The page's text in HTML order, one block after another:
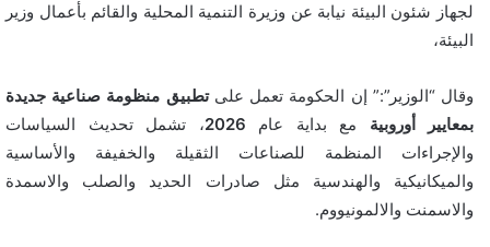
لجهاز شئون البيئة نيابة عن وزيرة التنمية المحلية والقائم بأعمال وزير
البيئة،
وقال “الوزير”:” إن الحكومة تعمل علىتطبيق منظومة صناعية جديدة
بمعايير أوروبية مع بداية عام 2026، تشمل تحديث السياسات
والإجراءات المنظمة للصناعات الثقيلة والخفيفة والأساسية
والميكانيكية والهندسية مثل صادرات الحديد والصلب والاسمدة
والاسمنت والالمونيووم.